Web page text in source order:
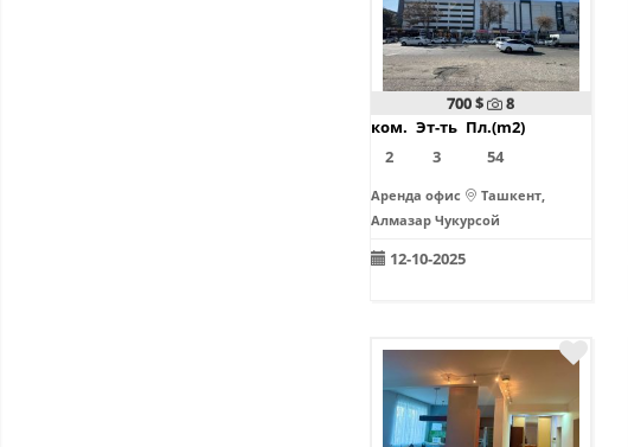
700 $
8
ком.
2
Эт-ть
3
Пл.(m2)
54
Аренда офис
Ташкент,
Алмазар Чукурсой
12-10-2025